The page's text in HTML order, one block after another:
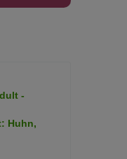
-
Huhn,